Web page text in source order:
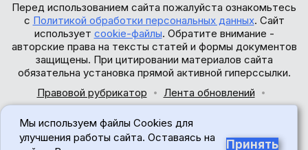
Перед использованием сайта пожалуйста ознакомьтесь
с Политикой обработки персональных данных. Сайт
использует cookie-файлы. Обратите внимание -
авторские права на тексты статей и формы документов
защищены. При цитировании материалов сайта
обязательна установка прямой активной гиперссылки.
Правовой рубрикатор
Лента обновлений
© 2017-2026
Мы используем файлы Cookies для
улучшения работы сайта. Оставаясь на
Принять